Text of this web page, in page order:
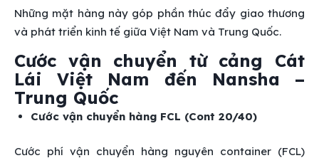
Những mặt hàng này góp phần thúc đẩy giao thương
và phát triển kinh tế giữa Việt Nam và Trung Quốc.
Cước vận chuyển từ cảng Cát
Lái Việt Nam đến Nansha –
Trung Quốc
Cước vận chuyển hàng FCL (Cont 20/40)
Cước phí vận chuyển hàng nguyên container (FCL)